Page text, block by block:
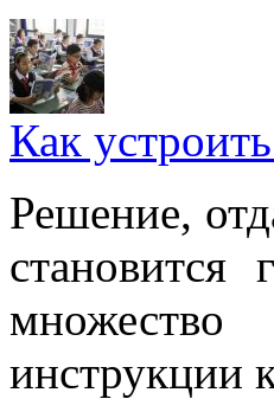
Как
Решение,
инструкции